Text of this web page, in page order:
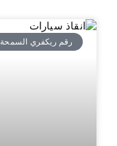
رقم ريكفري السمحة 0971502880234